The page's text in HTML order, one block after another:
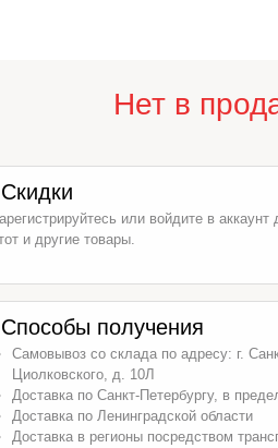
Нет в
Скидки
или войдите в
и другие товары.
Способы получения
Самовывоз со склада по адресу: г.
Циолковского, д. 10Л
Доставка по Санкт-Петербургу, в
Доставка по Ленинградской области
Доставка в регионы посредством